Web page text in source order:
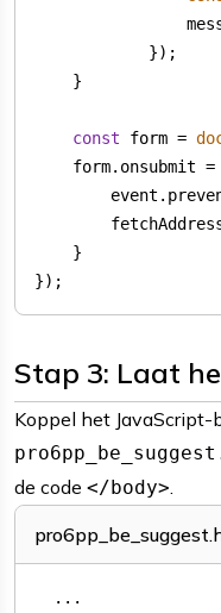
const form =
    form.onsubmit =
});
Stap 3: Laat
Koppel het
de code </body>